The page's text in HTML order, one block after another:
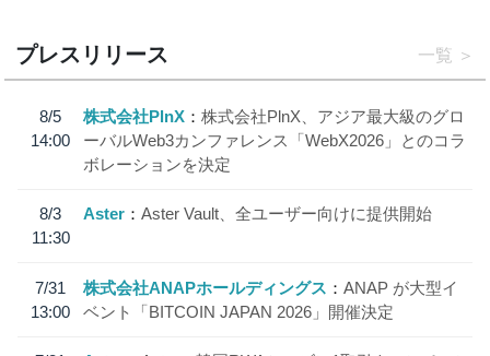
プレスリリース 一覧
8/5
14:00
株式会社PlnX
株式会社PlnX、アジア最大級のグロ
ーバルWeb3カンファレンス「WebX2026」とのコラ
ボレーションを決定
8/3
11:30
Aster Aster Vault、全ユーザー向けに提供開始
7/31
13:00
株式会社ANAPホールディングス
ANAP が大型イ
ベント「BITCOIN JAPAN 2026」開催決定